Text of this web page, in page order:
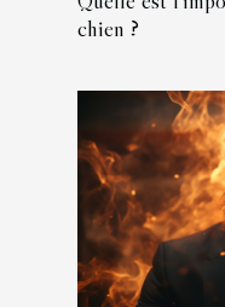
chien ?